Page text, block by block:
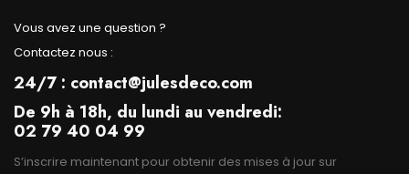
Vous avez une question ?
Contactez nous :
24/7 : contact@julesdeco.com
De 9h à 18h, du lundi au vendredi:
02 79 40 04 99
S’inscrire maintenant pour obtenir des mises à jour sur